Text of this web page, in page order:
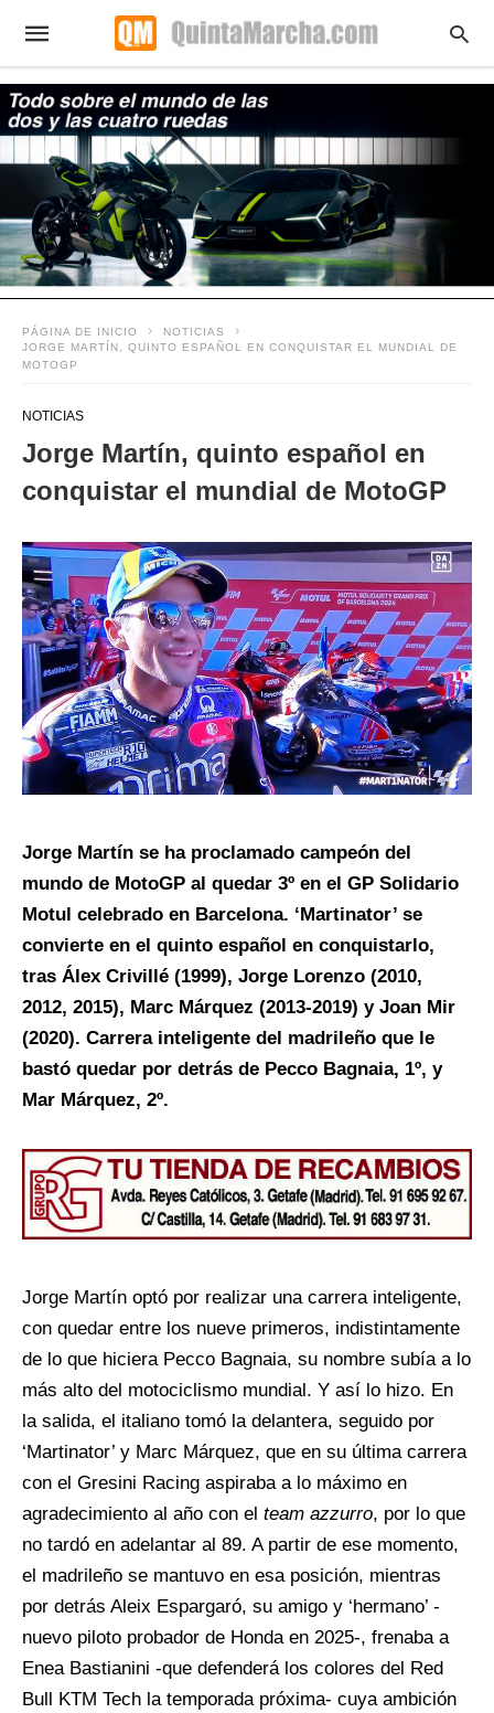
PÁGINA DE INICIO
NOTICIAS
JORGE MARTÍN, QUINTO ESPAÑOL EN CONQUISTAR EL MUNDIAL DE
MOTOGP
NOTICIAS
Jorge Martín, quinto español en
conquistar el mundial de MotoGP
Jorge Martín se ha proclamado campeón del
mundo de MotoGP al quedar 3º en el GP Solidario
Motul celebrado en Barcelona. ‘Martinator’ se
convierte en el quinto español en conquistarlo,
tras Álex Crivillé (1999), Jorge Lorenzo (2010,
2012, 2015), Marc Márquez (2013-2019) y Joan Mir
(2020). Carrera inteligente del madrileño que le
bastó quedar por detrás de Pecco Bagnaia, 1º, y
Mar Márquez, 2º.
Jorge Martín optó por realizar una carrera inteligente,
con quedar entre los nueve primeros, indistintamente
de lo que hiciera Pecco Bagnaia, su nombre subía a lo
más alto del motociclismo mundial. Y así lo hizo. En
la salida, el italiano tomó la delantera, seguido por
‘Martinator’ y Marc Márquez, que en su última carrera
con el Gresini Racing aspiraba a lo máximo en
agradecimiento al año con el team azzurro, por lo que
no tardó en adelantar al 89. A partir de ese momento,
el madrileño se mantuvo en esa posición, mientras
por detrás Aleix Espargaró, su amigo y ‘hermano’ -
nuevo piloto probador de Honda en 2025-, frenaba a
Enea Bastianini -que defenderá los colores del Red
Bull KTM Tech la temporada próxima- cuya ambición